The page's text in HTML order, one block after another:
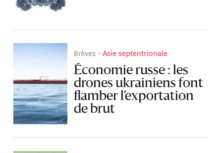
Brèves Asie septentrionale
Économie russe : les
drones ukrainiens font
flamber l’exportation
de brut